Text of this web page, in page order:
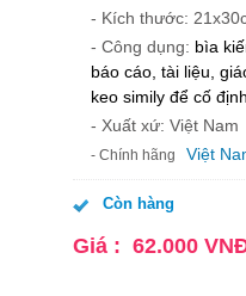
- Kích thước:
- Công dụng: bìa
báo cáo, tài liệu,
keo simily để cố
- Xuất xứ: Việt Nam
- Chính hãng Việt
Còn hàng
Giá : 62.000